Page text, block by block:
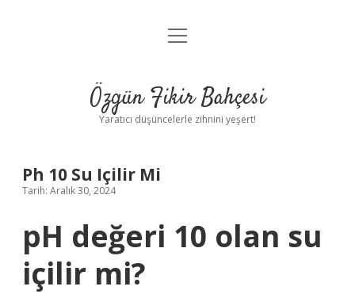
Anasayfa
Yasal Uyarı
menüyü
Özgün Fikir Bahçesi
Yaratıcı düşüncelerle zihnini yeşert!
Ph 10 Su Içilir Mi
Tarih: Aralık 30, 2024
pH değeri 10 olan su
içilir mi?